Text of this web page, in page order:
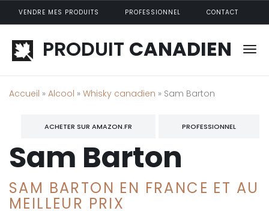
Aller au contenu principal
VENDRE MES PRODUITS PROFESSIONNEL CONTACT
PRODUIT CANADIEN
Accueil » Alcool » Whisky canadien » Sam Barton
ACHETER SUR AMAZON.FR PROFESSIONNEL
Sam Barton
SAM BARTON EN FRANCE ET AU
MEILLEUR PRIX